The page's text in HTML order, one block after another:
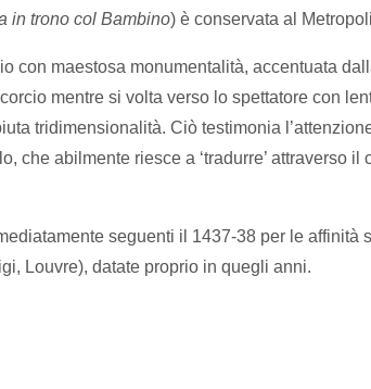
in trono col Bambino) è conservata al
con maestosa monumentalità, accentuata
mentre si volta verso lo spettatore con
tridimensionalità. Ciò testimonia
che abilmente riesce a ‘tradurre’ attraverso
seguenti il 1437-38 per le affinità
Louvre), datate proprio in quegli anni.